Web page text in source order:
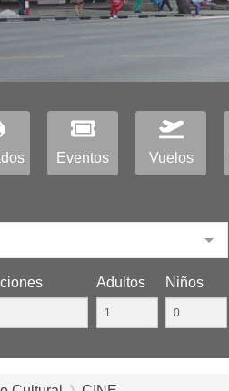
Eventos Vuelos
Adultos Niños